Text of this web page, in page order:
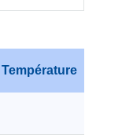
Température